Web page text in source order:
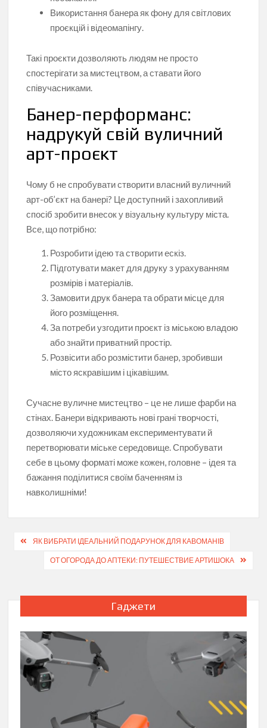
Використання банера як фону для світлових
проєкцій і відеомапінгу.
Такі проєкти дозволяють людям не просто
спостерігати за мистецтвом, а ставати його
співучасниками.
Банер-перформанс:
надрукуй свій вуличний
арт-проєкт
Чому б не спробувати створити власний вуличний
арт-об’єкт на банері? Це доступний і захопливий
спосіб зробити внесок у візуальну культуру міста.
Все, що потрібно:
Розробити ідею та створити ескіз.
Підготувати макет для друку з урахуванням
розмірів і матеріалів.
Замовити друк банера та обрати місце для
його розміщення.
За потреби узгодити проєкт із міською владою
або знайти приватний простір.
Розвісити або розмістити банер, зробивши
місто яскравішим і цікавішим.
Сучасне вуличне мистецтво – це не лише фарби на
стінах. Банери відкривають нові грані творчості,
дозволяючи художникам експериментувати й
перетворювати міське середовище. Спробувати
себе в цьому форматі може кожен, головне – ідея та
бажання поділитися своїм баченням із
навколишніми!
Навігація
записів
ЯК ВИБРАТИ ІДЕАЛЬНИЙ ПОДАРУНОК ДЛЯ КАВОМАНІВ
ОТ ОГОРОДА ДО АПТЕКИ: ПУТЕШЕСТВИЕ АРТИШОКА
Гаджети